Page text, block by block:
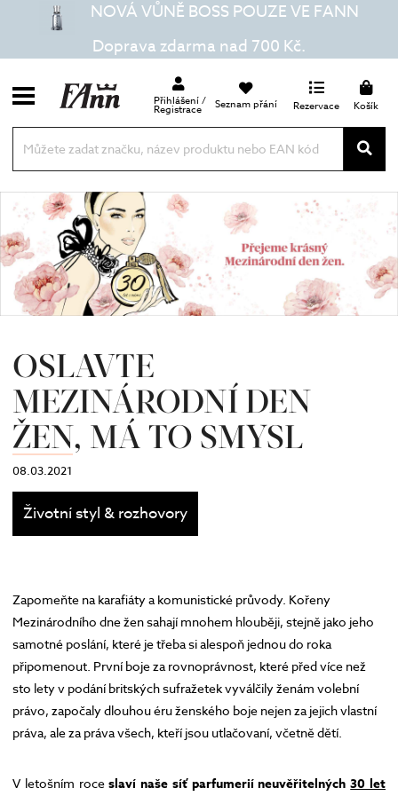
NOVÁ VŮNĚ BOSS POUZE VE FANN
Doprava zdarma nad 700 Kč.
Přihlášení /
Registrace Seznam přání Rezervace Košík
OSLAVTE
MEZINÁRODNÍ DEN
ŽEN, MÁ TO SMYSL
08.03.2021
Životní styl & rozhovory
Zapomeňte na karafiáty a komunistické průvody. Kořeny
Mezinárodního dne žen sahají mnohem hlouběji, stejně jako jeho
samotné poslání, které je třeba si alespoň jednou do roka
připomenout. První boje za rovnoprávnost, které před více než
sto lety v podání britských sufražetek vyválčily ženám volební
právo, započaly dlouhou éru ženského boje nejen za jejich vlastní
práva, ale za práva všech, kteří jsou utlačovaní, včetně dětí.
V letošním roceslaví naše síť parfumerií neuvěřitelných30 let